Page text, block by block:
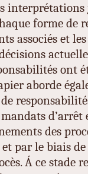
forme de
associés et
ont
aborde
d’arrêt
des
par le biais
Á ce stade